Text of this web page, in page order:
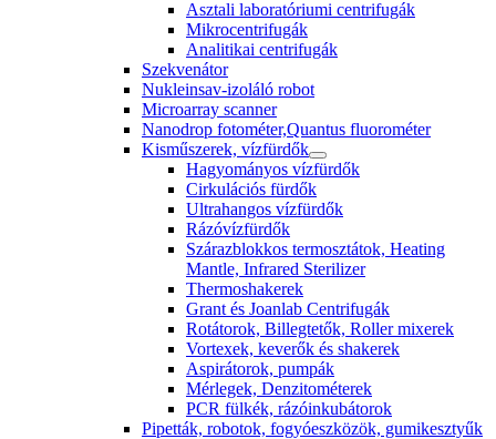
Asztali laboratóriumi centrifugák
Mikrocentrifugák
Analitikai centrifugák
Szekvenátor
Nukleinsav-izoláló robot
Microarray scanner
Nanodrop fotométer,Quantus fluorométer
Kisműszerek, vízfürdők
Hagyományos vízfürdők
Cirkulációs fürdők
Ultrahangos vízfürdők
Rázóvízfürdők
Szárazblokkos termosztátok, Heating
Mantle, Infrared Sterilizer
Thermoshakerek
Grant és Joanlab Centrifugák
Rotátorok, Billegtetők, Roller mixerek
Vortexek, keverők és shakerek
Aspirátorok, pumpák
Mérlegek, Denzitométerek
PCR fülkék, rázóinkubátorok
Pipetták, robotok, fogyóeszközök, gumikesztyűk